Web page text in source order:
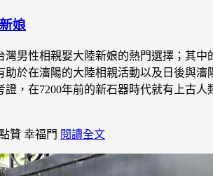
娘
灣男性相親娶大陸新娘的熱門選擇；其
於在瀋陽的大陸相親活動以及日後與
，在7200年前的新石器時代就有上古
贊 幸福門 閱讀全文